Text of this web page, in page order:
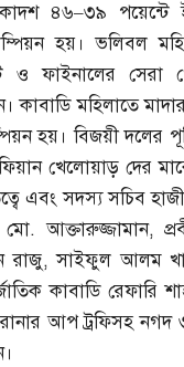
৪৬–৩৯ পয়েন্টে
হয়। ভলিবল
ও ফাইনালের সেরা
কাবাডি মহিলাতে
হয়। বিজয়ী দলের
খেলোয়াড় দের
এবং সদস্য সচিব
মো.আক্তারুজ্জামান,
রাজু,সাইফুল আলম
কাবাডি রেফারি
রানার আপ ট্রফিসহ নগদ